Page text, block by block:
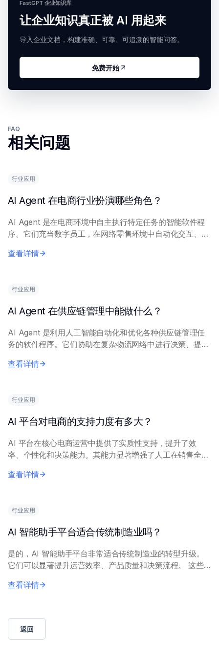
FastGPT 企业知识库
让企业知识真正被 AI 用起来
导入企业文档，构建准确、可靠、可追溯的智能问答。
免费开始
FAQ
相关问题
行业应用
AI Agent 在电商行业扮演哪些角色？
AI Agent 是在电商环境中自主执行特定任务的智能软件程
序。它们充当数字员工，在网络零售环境中自动化交互、流
升客户体验，优化库存和物流运营，驱...
查看详情
行业应用
AI Agent 在供应链管理中能做什么？
AI Agent 是利用人工智能自动化和优化各种供应链管理任
务的软件程序。它们协助在复杂物流网络中进行决策、提升
言处理和数据分析执行功能，...
查看详情
行业应用
AI 平台对电商的支持力度有多大？
AI 平台在核心电商运营中提供了实质性支持，提升了效
率、个性化和决策能力。其能力显著增强了人工在销售全生
预测的数据分析、个性化推荐、通过智能客服实...
查看详情
行业应用
AI 智能助手平台适合传统制造业吗？
是的，AI 智能助手平台非常适合传统制造业的转型升级。
它们可以显著提升运营效率、产品质量和决策流程。 这些
色。主要应用包括预测性维护以减少计划外停机...
查看详情
返回